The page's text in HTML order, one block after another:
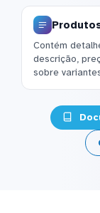
Contém
descrição,
sobre